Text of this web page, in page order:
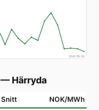
2026-08-09
— Härryda
Snitt NOK/MWh